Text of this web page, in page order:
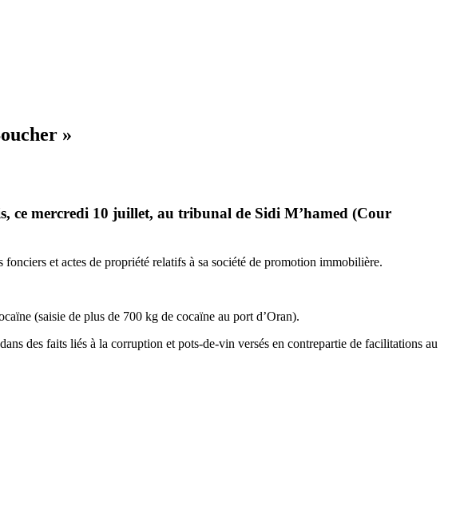
»
ce mercredi 10 juillet, au tribunal de Sidi M’hamed (Cour
et actes de propriété relatifs à sa société de promotion immobilière.
(saisie de plus de 700 kg de cocaïne au port d’Oran).
des faits liés à la corruption et pots-de-vin versés en contrepartie de facilitations au